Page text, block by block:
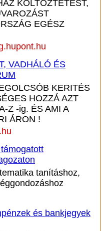
KÖLTÖZTETÉST,
EGÉSZ
VADHÁLÓ ÉS
KERITÉS
HOZZÁ AZT
Z -ig. ÉS AMI A
ÁRON !
tanításhoz,
és bankjegyek